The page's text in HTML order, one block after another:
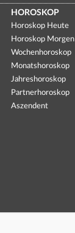
HOROSKOP
Horoskop Heute
Horoskop Morgen
Wochenhoroskop
Monatshoroskop
Jahreshoroskop
Partnerhoroskop
Aszendent